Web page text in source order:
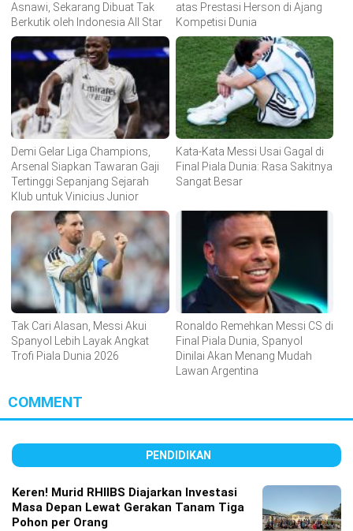
Asnawi, Sekarang Dibuat Tak
Berkutik oleh Indonesia All Star
atas Prestasi Herson di Ajang
Kompetisi Dunia
Demi Gelar Liga Champions,
Arsenal Siapkan Tawaran Gaji
Tertinggi Sepanjang Sejarah
Klub untuk Vinicius Junior
Kata-Kata Messi Usai Gagal di
Final Piala Dunia: Rasa Sakitnya
Sangat Besar
Tak Cari Alasan, Messi Akui
Spanyol Lebih Layak Angkat
Trofi Piala Dunia 2026
Ronaldo Remehkan Messi CS di
Final Piala Dunia, Spanyol
Dinilai Akan Menang Mudah
Lawan Argentina
COMMENT
PENDIDIKAN
Keren! Murid RHIIBS Diajarkan Investasi
Masa Depan Lewat Gerakan Tanam Tiga
Pohon per Orang